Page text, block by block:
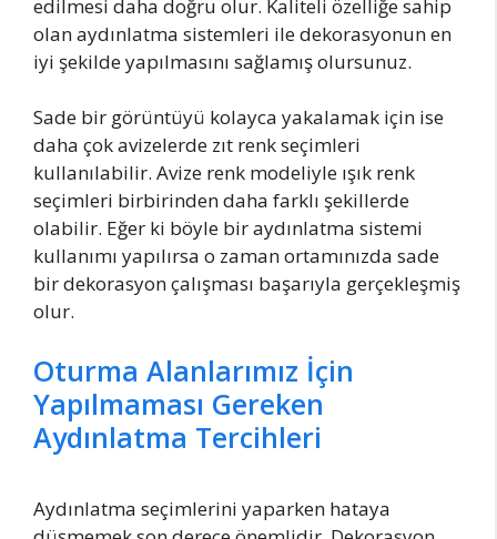
edilmesi daha doğru olur. Kaliteli özelliğe sahip
olan aydınlatma sistemleri ile dekorasyonun en
iyi şekilde yapılmasını sağlamış olursunuz.
Sade bir görüntüyü kolayca yakalamak için ise
daha çok avizelerde zıt renk seçimleri
kullanılabilir. Avize renk modeliyle ışık renk
seçimleri birbirinden daha farklı şekillerde
olabilir. Eğer ki böyle bir aydınlatma sistemi
kullanımı yapılırsa o zaman ortamınızda sade
bir dekorasyon çalışması başarıyla gerçekleşmiş
olur.
Oturma Alanlarımız İçin
Yapılmaması Gereken
Aydınlatma Tercihleri
Aydınlatma seçimlerini yaparken hataya